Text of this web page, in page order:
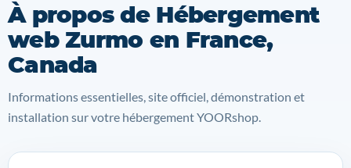
À propos de Hébergement
web Zurmo en France,
Canada
Informations essentielles, site officiel, démonstration et
installation sur votre hébergement YOORshop.